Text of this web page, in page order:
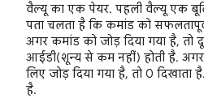
वैल्यू का एक पेयर. पहली वैल्यू एक
पता चलता है कि कमांड को
अगर कमांड को जोड़ दिया गया है, तो
आईडी(शून्य से कम नहीं) होती है.
लिए जोड़ दिया गया है, तो 0 दिखाता
है.